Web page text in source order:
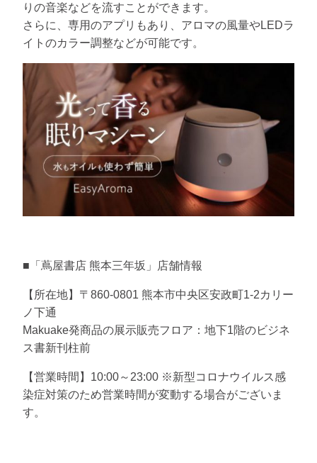
りの音楽などを流すことができます。
さらに、専用のアプリもあり、アロマの風量やLEDラ
イトのカラー調整などが可能です。
■「蔦屋書店 熊本三年坂」店舗情報
【所在地】〒860-0801 熊本市中央区安政町1-2カリー
ノ下通
Makuake発商品の展示販売フロア：地下1階のビジネ
ス書新刊柱前
【営業時間】10:00～23:00 ※新型コロナウイルス感
染症対策のため営業時間が変動する場合がございま
す。